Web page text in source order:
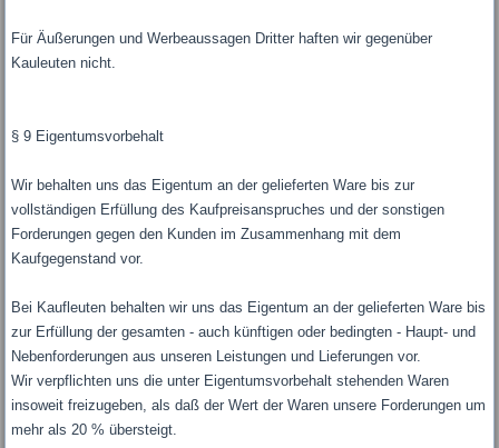
Für Äußerungen und Werbeaussagen Dritter haften wir gegenüber
Kauleuten nicht.
§ 9 Eigentumsvorbehalt
Wir behalten uns das Eigentum an der gelieferten Ware bis zur
vollständigen Erfüllung des Kaufpreisanspruches und der sonstigen
Forderungen gegen den Kunden im Zusammenhang mit dem
Kaufgegenstand vor.
Bei Kaufleuten behalten wir uns das Eigentum an der gelieferten Ware bis
zur Erfüllung der gesamten - auch künftigen oder bedingten - Haupt- und
Nebenforderungen aus unseren Leistungen und Lieferungen vor.
Wir verpflichten uns die unter Eigentumsvorbehalt stehenden Waren
insoweit freizugeben, als daß der Wert der Waren unsere Forderungen um
mehr als 20 % übersteigt.